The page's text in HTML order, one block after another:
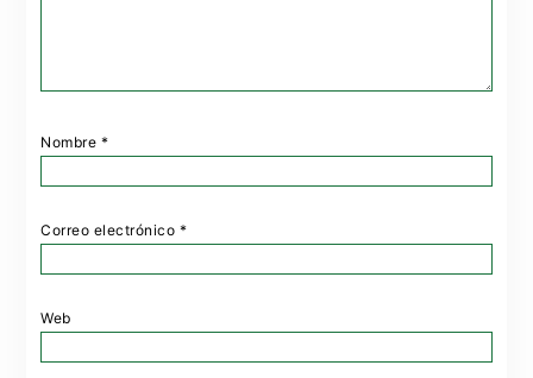
Nombre *
Correo electrónico *
Web